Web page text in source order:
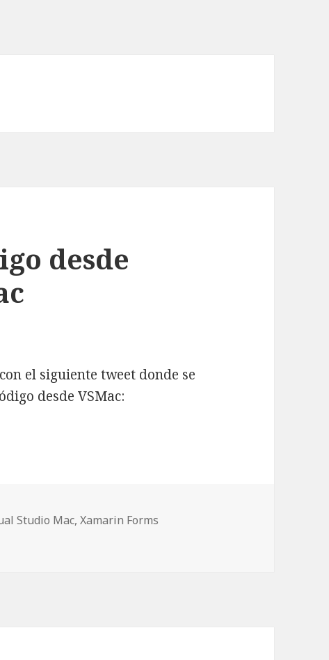
desde
el siguiente tweet donde se
desde VSMac:
desde Visual Studio Mac
Studio Mac,Xamarin Forms